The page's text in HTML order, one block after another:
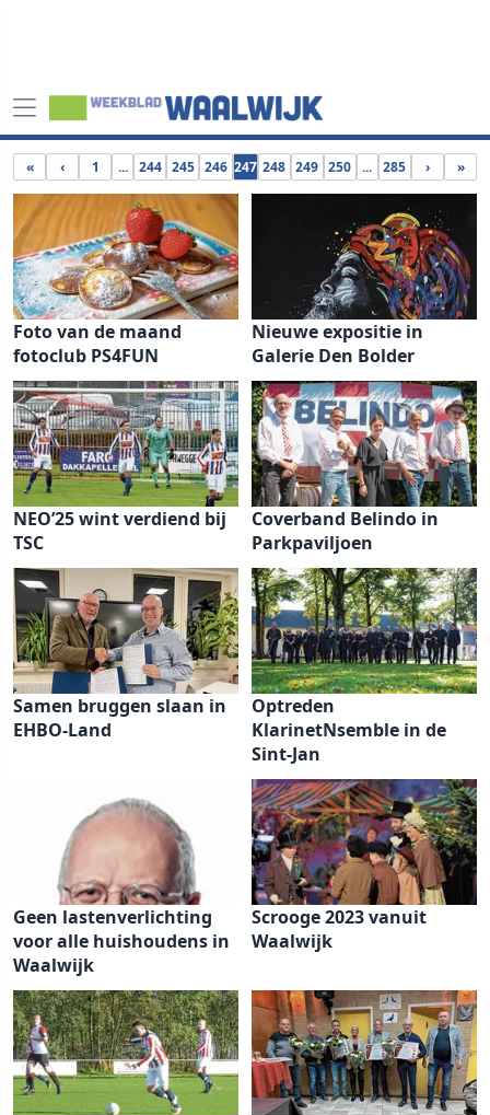
« ‹ 1 ... 244 245 246 247 248 249 250 ... 285 › »
Foto van de maand
fotoclub PS4FUN
Nieuwe expositie in
Galerie Den Bolder
NEO’25 wint verdiend bij
TSC
Coverband Belindo in
Parkpaviljoen
Samen bruggen slaan in
EHBO-Land
Optreden
KlarinetNsemble in de
Sint-Jan
Geen lastenverlichting
voor alle huishoudens in
Waalwijk
Scrooge 2023 vanuit
Waalwijk